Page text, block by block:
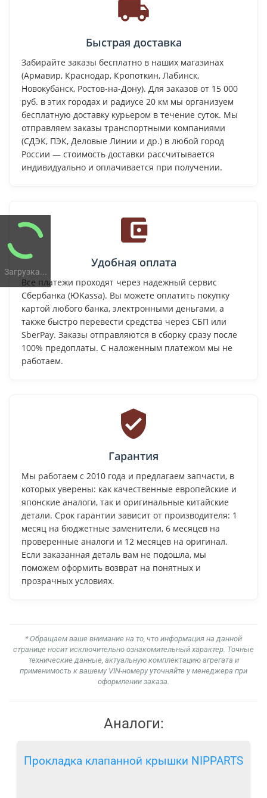
Загрузка...
Быстрая доставка
Забирайте заказы бесплатно в наших магазинах
(Армавир, Краснодар, Кропоткин, Лабинск,
Новокубанск, Ростов-на-Дону). Для заказов от 15 000
руб. в этих городах и радиусе 20 км мы организуем
бесплатную доставку курьером в течение суток. Мы
отправляем заказы транспортными компаниями
(СДЭК, ПЭК, Деловые Линии и др.) в любой город
России — стоимость доставки рассчитывается
индивидуально и оплачивается при получении.
Удобная оплата
Все платежи проходят через надежный сервис
Сбербанка (ЮKassa). Вы можете оплатить покупку
картой любого банка, электронными деньгами, а
также быстро перевести средства через СБП или
SberPay. Заказы отправляются в сборку сразу после
100% предоплаты. С наложенным платежом мы не
работаем.
Гарантия
Мы работаем с 2010 года и предлагаем запчасти, в
которых уверены: как качественные европейские и
японские аналоги, так и оригинальные китайские
детали. Срок гарантии зависит от производителя: 1
месяц на бюджетные заменители, 6 месяцев на
проверенные аналоги и 12 месяцев на оригинал.
Если заказанная деталь вам не подошла, мы
поможем оформить возврат на понятных и
прозрачных условиях.
* Обращаем ваше внимание на то, что информация на данной
странице носит исключительно ознакомительный характер. Точные
технические данные, актуальную комплектацию агрегата и
применимость к вашему VIN-номеру уточняйте у менеджера при
оформлении заказа.
Аналоги:
Прокладка клапанной крышки NIPPARTS